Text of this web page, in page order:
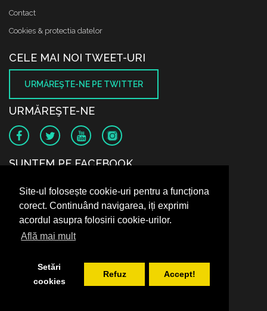
Site-ul folosește cookie-uri pentru a funcționa
corect. Continuând navigarea, iți exprimi
acordul asupra folosirii cookie-urilor.
Află mai mult
Setări
cookies
Refuz Accept!
Contact
Cookies & protectia datelor
CELE MAI NOI TWEET-URI
URMĂREŞTE-NE PE TWITTER
URMĂREŞTE-NE
SUNTEM PE FACEBOOK